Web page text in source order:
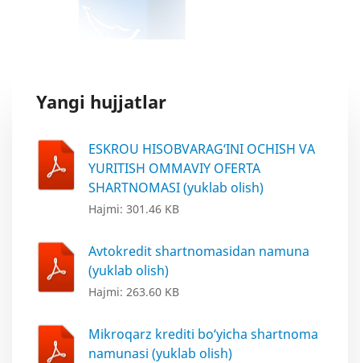
Yangi hujjatlar
ESKROU HISOBVARAG‘INI OCHISH VA
YURITISH OMMAVIY OFERTA
SHARTNOMASI (yuklab olish)
Hajmi: 301.46 KB
Avtokredit shartnomasidan namuna
(yuklab olish)
Hajmi: 263.60 KB
Mikroqarz krediti bo‘yicha shartnoma
namunasi (yuklab olish)